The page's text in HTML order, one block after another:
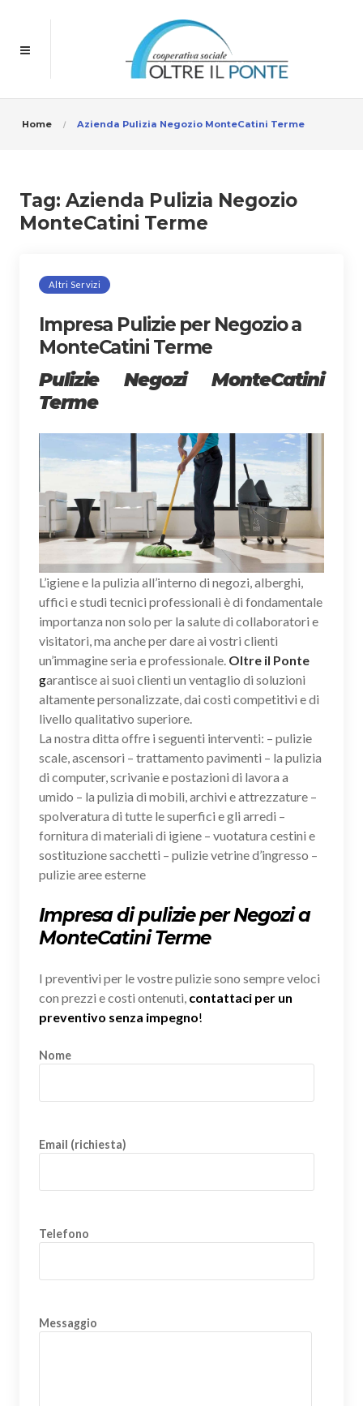
Home Azienda Pulizia Negozio MonteCatini Terme
Tag: Azienda Pulizia Negozio
MonteCatini Terme
Altri Servizi
Impresa Pulizie per Negozio a
MonteCatini Terme
Pulizie Negozi MonteCatini
Terme
L’igiene e la pulizia all’interno di negozi, alberghi,
uffici e studi tecnici professionali è di fondamentale
importanza non solo per la salute di collaboratori e
visitatori, ma anche per dare ai vostri clienti
un’immagine seria e professionale. Oltre il Ponte
garantisce ai suoi clienti un ventaglio di soluzioni
altamente personalizzate, dai costi competitivi e di
livello qualitativo superiore.
La nostra ditta offre i seguenti interventi: – pulizie
scale, ascensori – trattamento pavimenti – la pulizia
di computer, scrivanie e postazioni di lavora a
umido – la pulizia di mobili, archivi e attrezzature –
spolveratura di tutte le superfici e gli arredi –
fornitura di materiali di igiene – vuotatura cestini e
sostituzione sacchetti – pulizie vetrine d’ingresso –
pulizie aree esterne
Impresa di pulizie per Negozi a
MonteCatini Terme
I preventivi per le vostre pulizie sono sempre veloci
con prezzi e costi ontenuti, contattaci per un
preventivo senza impegno!
Nome
Email (richiesta)
Telefono
Messaggio